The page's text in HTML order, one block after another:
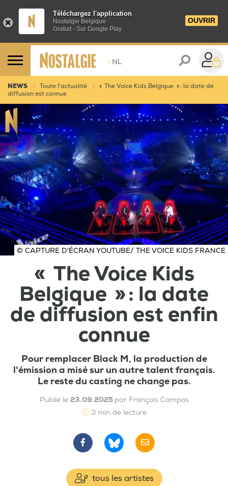
Téléchargez l'application
Nostalgie Belgique
Gratuit - Sur Google Play
OUVRIR
> NL
NEWS Toute l'actualité
« The Voice Kids Belgique » : la date de
diffusion est connue
© CAPTURE D'ÉCRAN YOUTUBE/ THE VOICE KIDS FRANCE
« The Voice Kids
Belgique » : la date
de diffusion est enfin
connue
Pour remplacer Black M, la production de
l'émission a misé sur un autre talent français.
Le reste du casting ne change pas.
Publié le 23.09.2025 par François Campos
3 min de lecture
tous les artistes